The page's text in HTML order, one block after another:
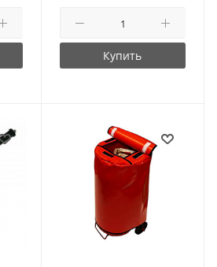
Купить